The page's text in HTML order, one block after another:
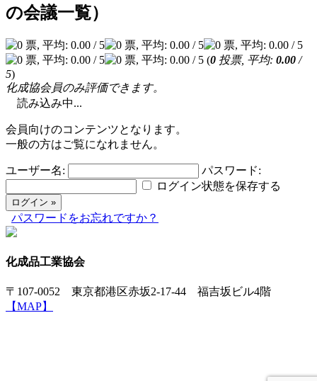
の会議一覧）
(0 投票, 平均: 0.00 /
5)
化成協会員のみ評価できます。
読み込み中...
会員向けのコンテンツとなります。
一般の方はご覧になれません。
ユーザー名:
パスワード:
ログイン状態を保存する
パスワードをお忘れですか？
化成品工業協会
〒107-0052 東京都港区赤坂2-17-44 福吉坂ビル4階
【MAP】